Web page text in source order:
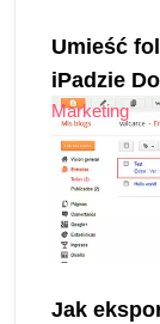
Umieść
iPadzie
Marketing
Jak